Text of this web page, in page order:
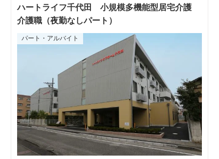
ハートライフ千代田 小規模多機能型居宅介護
介護職（夜勤なしパート）
パート・アルバイト